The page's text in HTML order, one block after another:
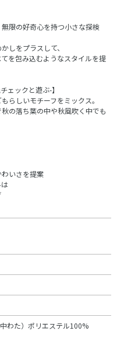
限の好奇心を持つ小さな探検
しをプラスして、
を包み込むようなスタイルを提
ェックと遊ぶ-】
らしいモチーフをミックス。
の落ち葉の中や秋風吹く中でも
いさを提案
わた）ポリエステル100%